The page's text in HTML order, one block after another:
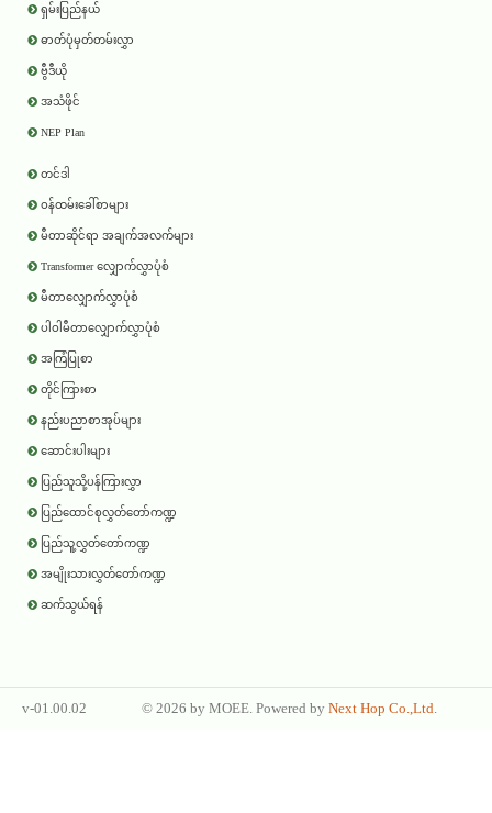
ရှမ်းပြည်နယ်
ဓာတ်ပုံမှတ်တမ်းလွှာ
ဗွီဒီယို
အသံဖိုင်
NEP Plan
တင်ဒါ
ဝန်ထမ်းခေါ်စာများ
မီတာဆိုင်ရာ အချက်အလက်များ
Transformer လျှောက်လွှာပုံစံ
မီတာလျှောက်လွှာပုံစံ
ပါဝါမီတာလျှောက်လွှာပုံစံ
အကြံပြုစာ
တိုင်ကြားစာ
နည်းပညာစာအုပ်များ
ဆောင်းပါးများ
ပြည်သူသို့ပန်ကြားလွှာ
ပြည်ထောင်စုလွှတ်တော်ကဏ္ဍ
ပြည်သူ့လွှတ်တော်ကဏ္ဍ
အမျိုးသားလွှတ်တော်ကဏ္ဍ
ဆက်သွယ်ရန်
v-01.00.02 © 2026 by MOEE. Powered by Next Hop Co.,Ltd.